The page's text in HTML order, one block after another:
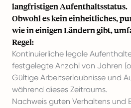
langfristigen Aufenthaltsstatus.
Obwohl es kein einheitliches,
wie in einigen Ländern gibt,
Regel:
Kontinuierliche legale
festgelegte Anzahl von Jahren
Gültige Arbeitserlaubnisse und
während dieses Zeitraums.
Nachweis guten Verhaltens und